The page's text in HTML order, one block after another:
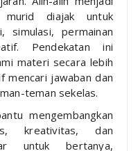
murid diajak untuk
simulasi, permainan
Pendekatan ini
materi secara lebih
mencari jawaban dan
teman sekelas.
mengembangkan
kreativitas, dan
untuk bertanya,